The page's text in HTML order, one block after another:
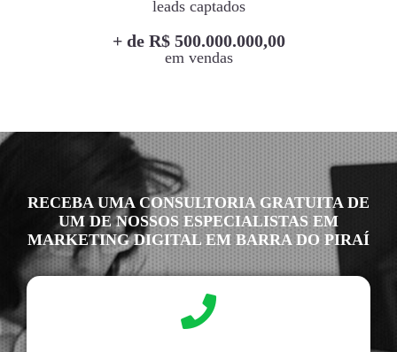
leads captados
+ de R$ 500.000.000,00
em vendas
RECEBA UMA CONSULTORIA GRATUITA DE
UM DE NOSSOS ESPECIALISTAS EM
MARKETING DIGITAL EM BARRA DO PIRAÍ